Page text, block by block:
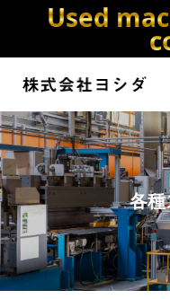
Used
各